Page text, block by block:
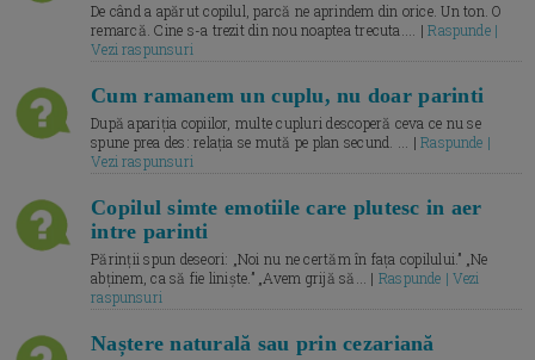
De când a apărut copilul, parcă ne aprindem din orice. Un ton. O
remarcă. Cine s-a trezit din nou noaptea trecuta.... |Raspunde |
Vezi raspunsuri
Cum ramanem un cuplu, nu doar parinti
După apariția copiilor, multe cupluri descoperă ceva ce nu se
spune prea des: relația se mută pe plan secund. ... |Raspunde |
Vezi raspunsuri
Copilul simte emotiile care plutesc in aer
intre parinti
Părinții spun deseori: „Noi nu ne certăm în fața copilului.” „Ne
abținem, ca să fie liniște.” „Avem grijă să... | Raspunde | Vezi
raspunsuri
Naștere naturală sau prin cezariană